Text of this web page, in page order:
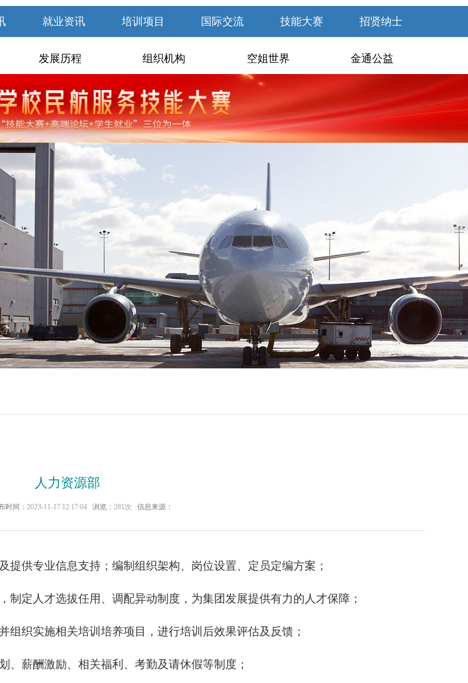
就业资讯 培训项目 国际交流 技能大赛 招贤纳士
发展历程 组织机构 空姐世界 金通公益
人力资源部
时间： 2023-11-17 12:17:04 浏览： 281次 信息来源：
供专业信息支持；编制组织架构、岗位设置、定员定编方案；
定人才选拔任用、调配异动制度，为集团发展提供有力的人才保障；
织实施相关培训培养项目，进行培训后效果评估及反馈；
薪酬激励、相关福利、考勤及请休假等制度；